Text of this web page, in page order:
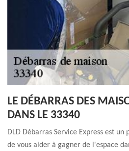
LE DÉBARRAS DES
DANS LE 33340
DLD Débarras Service Express est
de vous aider à gagner de l'espace